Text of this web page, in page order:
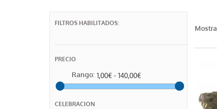
FILTROS HABILITADOS:
PRECIO
Rango: 1,00€ - 140,00€
CELEBRACION